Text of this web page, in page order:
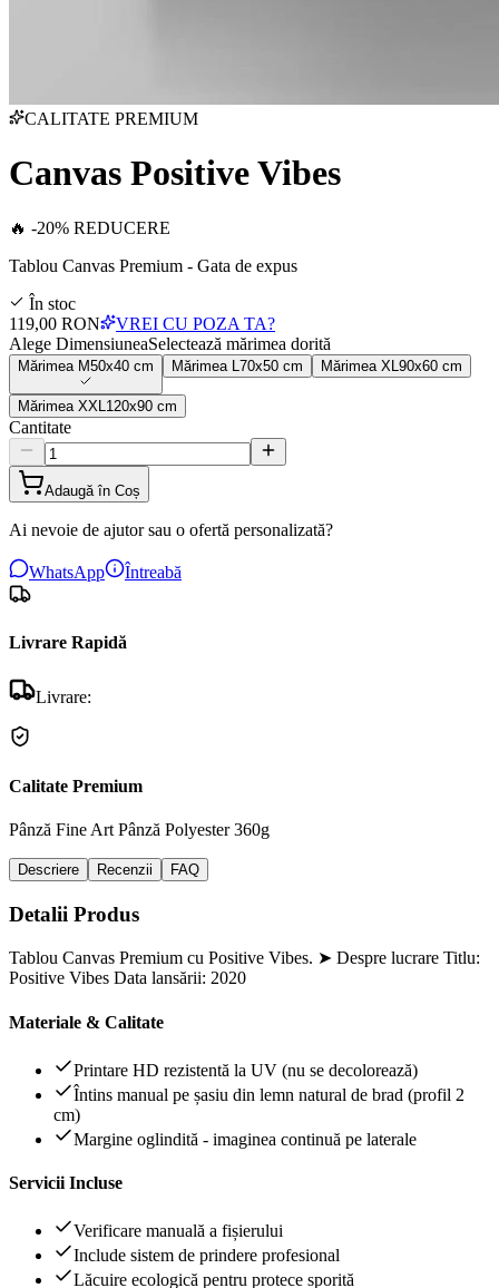
CALITATE PREMIUM
Canvas Positive Vibes
🔥 -20% REDUCERE
Tablou Canvas Premium - Gata de expus
În stoc
119,00 RON
VREI CU POZA TA?
Alege DimensiuneaSelectează mărimea dorită
Mărimea M50x40 cm Mărimea 70x50 cm Mărimea XL 90x60 cm
Mărimea XXL 120x90 cm
Cantitate
Adaugă în Coș
Ai nevoie de ajutor sau o ofertă personalizată?
WhatsApp Întreabă
Livrare Rapidă
Livrare:
Calitate Premium
Pânză Fine Art Pânză Polyester 360g
Descriere Recenzii FAQ
Detalii Produs
Tablou Canvas Premium cu Positive Vibes. ➤ Despre lucrare Titlu:
Positive Vibes Data lansării: 2020
Materiale & Calitate
Printare HD rezistentă la UV (nu se decolorează)
Întins manual pe șasiu din lemn natural de brad (profil 2
cm)
Margine oglindită - imaginea continuă pe laterale
Servicii Incluse
Verificare manuală a fișierului
Include sistem de prindere profesional
Lăcuire ecologică pentru protece sporită